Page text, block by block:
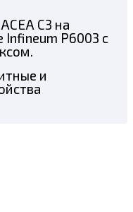
C3 на
Infineum P6003 с
и